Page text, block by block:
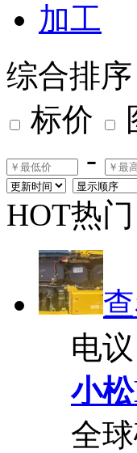
加工
综合排序
标价
-
HOT热门
电议
小
全